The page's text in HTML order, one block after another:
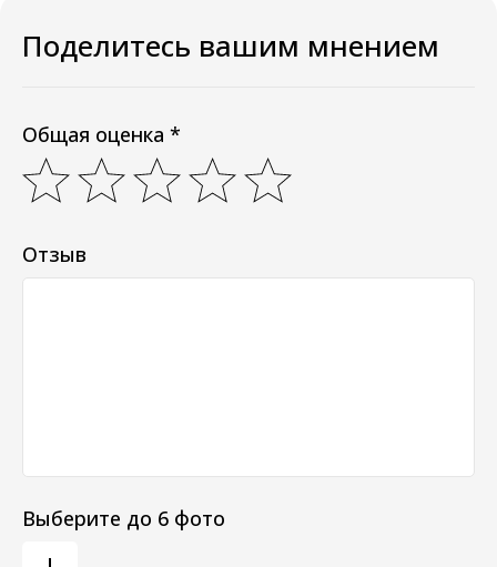
Поделитесь вашим мнением
Общая оценка *
Отзыв
Выберите до 6 фото